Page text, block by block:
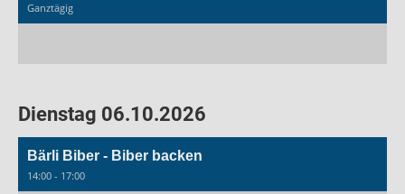
Ganztägig
Dienstag 06.10.2026
Bärli Biber - Biber backen
14:00 - 17:00